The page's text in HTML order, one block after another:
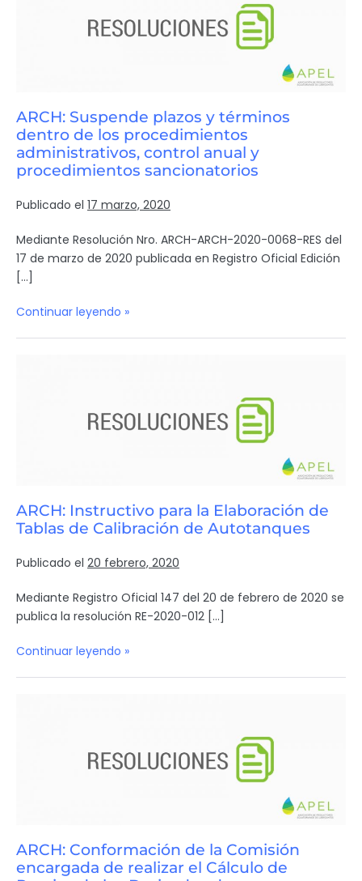
ARCH: Suspende plazos y términos
dentro de los procedimientos
administrativos, control anual y
procedimientos sancionatorios
Publicado el 17 marzo, 2020
Mediante Resolución Nro. ARCH-ARCH-2020-0068-RES del
17 de marzo de 2020 publicada en Registro Oficial Edición
[…]
Continuar leyendo »
ARCH: Instructivo para la Elaboración de
Tablas de Calibración de Autotanques
Publicado el 20 febrero, 2020
Mediante Registro Oficial 147 del 20 de febrero de 2020 se
publica la resolución RE-2020-012 […]
Continuar leyendo »
ARCH: Conformación de la Comisión
encargada de realizar el Cálculo de